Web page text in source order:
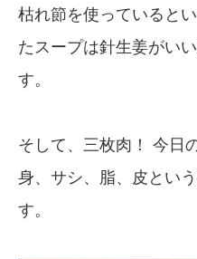
枯れ節を使っていると
たスープは針生姜がい
す。
そして、三枚肉！ 今日
身、サシ、脂、皮とい
す。